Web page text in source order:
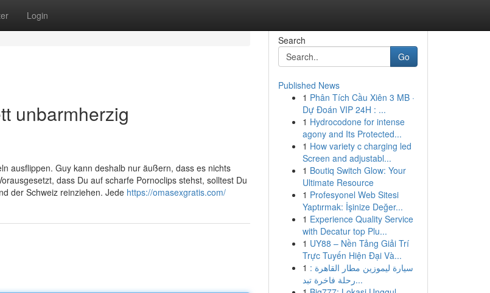
Login
unbarmherzig
ausflippen. Guy kann deshalb nur äußern, dass es nichts
dass Du auf scharfe Pornoclips stehst, solltest Du
der Schweiz reinziehen. Jede https://omasexgratis.com/
Search
Go
Published News
1 Phân Tích Cầu Xiên 3 MB ·
Dự Đoán VIP 24H : ...
1 Hydrocodone for intense
agony and Its Protected...
1 How variety c charging led
Screen and adjustabl...
1 Boutiq Switch Glow: Your
Ultimate Resource
1 Profesyonel Web Sitesi
Yaptırmak: İşinize Değer...
1 Experience Quality Service
with Decatur top Plu...
1 UY88 – Nền Tảng Giải Trí
Trực Tuyến Hiện Đại Và...
1 سيارة ليموزين مطار القاهرة :
رحلة فاخرة تبد...